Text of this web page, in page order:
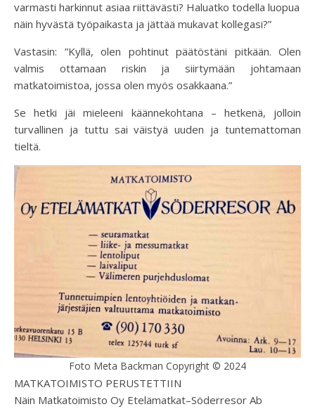
varmasti harkinnut asiaa riittävästi? Haluatko todella luopua
näin hyvästä työpaikasta ja jättää mukavat kollegasi?”
Vastasin: ”Kyllä, olen pohtinut päätöstäni pitkään. Olen
valmis ottamaan riskin ja siirtymään johtamaan
matkatoimistoa, jossa olen myös osakkaana.”
Se hetki jäi mieleeni käännekohtana – hetkenä, jolloin
turvallinen ja tuttu sai väistyä uuden ja tuntemattoman
tieltä.
Foto Meta Backman Copyright © 2024
MATKATOIMISTO PERUSTETTIIN
Näin Matkatoimisto Oy Etelämatkat–Söderresor Ab